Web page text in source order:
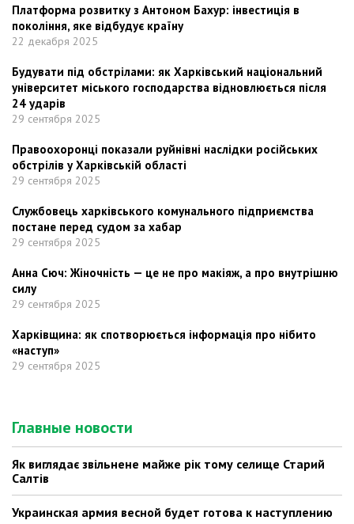
Платформа розвитку з Антоном Бахур: інвестиція в
покоління, яке відбудує країну
22 декабря 2025
Будувати під обстрілами: як Харківський національний
університет міського господарства відновлюється після
24 ударів
29 сентября 2025
Правоохоронці показали руйнівні наслідки російських
обстрілів у Харківській області
29 сентября 2025
Службовець харківського комунального підприємства
постане перед судом за хабар
29 сентября 2025
Анна Сюч: Жіночність — це не про макіяж, а про внутрішню
силу
29 сентября 2025
Харківщина: як спотворюється інформація про нібито
«наступ»
29 сентября 2025
Главные новости
Як виглядає звільнене майже рік тому селище Старий
Салтів
Украинская армия весной будет готова к наступлению